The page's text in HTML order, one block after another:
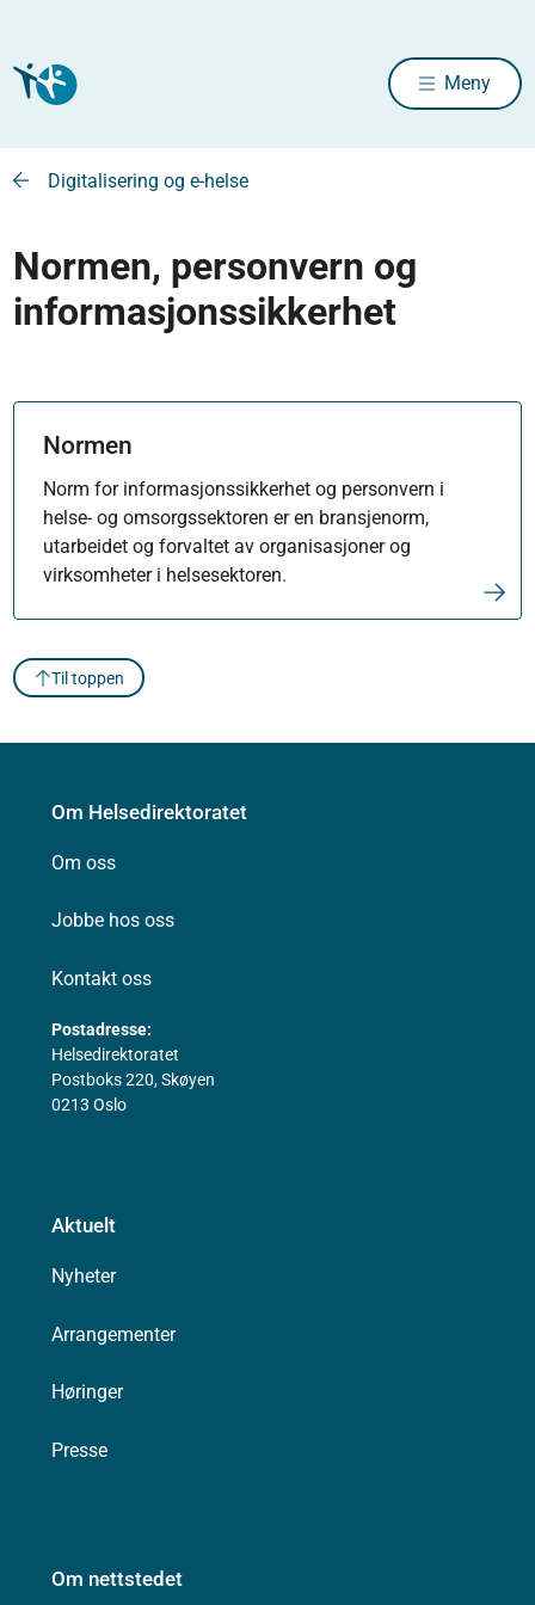
Meny
Digitalisering og e-helse
Normen, personvern og
informasjonssikkerhet
Normen
Norm for informasjonssikkerhet og personvern i
helse- og omsorgssektoren er en bransjenorm,
utarbeidet og forvaltet av organisasjoner og
virksomheter i helsesektoren.
Til toppen
Om Helsedirektoratet
Om oss
Jobbe hos oss
Kontakt oss
Postadresse:
Helsedirektoratet
Postboks 220, Skøyen
0213 Oslo
Aktuelt
Nyheter
Arrangementer
Høringer
Presse
Om nettstedet